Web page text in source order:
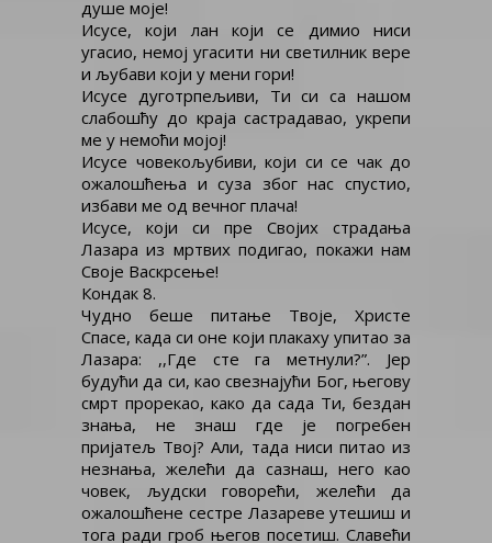
душе моје!
Исусе, који лан који се димио ниси
угасио, немој угасити ни светилник вере
и љубави који у мени гори!
Исусе дуготрпељиви, Ти си са нашом
слабошћу до краја састрадавао, укрепи
ме у немоћи мојој!
Исусе човекољубиви, који си се чак до
ожалошћења и суза због нас спустио,
избави ме од вечног плача!
Исусе, који си пре Својих страдања
Лазара из мртвих подигао, покажи нам
Своје Васкрсење!
Кондак 8.
Чудно беше питање Твоје, Христе
Спасе, када си оне који плакаху упитао за
Лазара: ,,Где сте га метнули?”. Јер
будући да си, као свезнајући Бог, његову
смрт прорекао, како да сада Ти, бездан
знања, не знаш где је погребен
пријатељ Твој? Али, тада ниси питао из
незнања, желећи да сазнаш, него као
човек, људски говорећи, желећи да
ожалошћене сестре Лазареве утешиш и
тога ради гроб његов посетиш. Славећи